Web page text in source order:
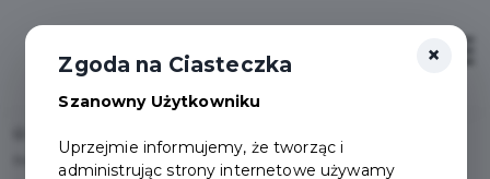
Bezpłatne badania i konsultacje dla pełnoletnich mieszkańców Miasta
×
Zgoda na Ciasteczka
Szanowny Użytkowniku
Uprzejmie informujemy, że tworząc i
administrując strony internetowe używamy